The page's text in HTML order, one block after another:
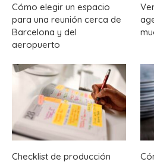
Cómo elegir un espacio
para una reunión cerca de
Barcelona y del
aeropuerto
Checklist de producción